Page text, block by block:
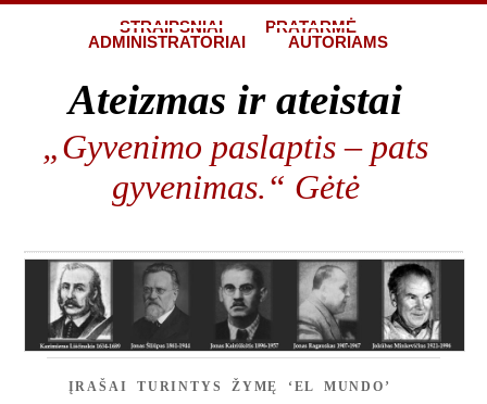
STRAIPSNIAI
PRATARMĖ
ADMINISTRATORIAI
AUTORIAMS
Ateizmas ir ateistai
„Gyvenimo paslaptis – pats
gyvenimas.“ Gėtė
ĮRAŠAI TURINTYS ŽYMĘ ‘EL MUNDO’